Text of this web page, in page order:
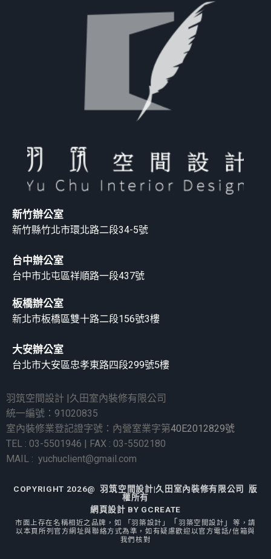
新竹辦公室
新竹縣竹北市環北路二段34-5號
台中辦公室
台中市北屯區祥順路一段437號
板橋辦公室
新北市板橋區雙十路二段156號3樓
大安辦公室
台北市大安區忠孝東路四段299號5樓
羽筑空間設計 |久田室內裝修有限公司
統一編號：91020835
室內裝修業登記證字號：內營室業字第40E2012829號
TEL : 03-5501946 | FAX : 03-5502180
MAIL : yuchuclient@gmail.com
COPYRIGHT 2026@ 羽筑空間設計|久田室內裝修有限公司 版
權所有
網頁設計 BY GCREATE
市面上存在名稱相近之品牌，如 「羽築設計」 「 羽築空間設計 」等，請
以本頁所列官方網址與聯絡方式為準，如有疑慮歡迎以官方電話/信箱與
我們核對